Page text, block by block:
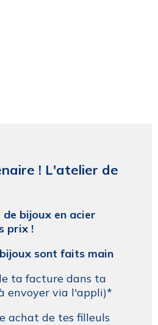
! L'atelier de
bijoux en acier
prix !
sont faits main
ta facture dans ta
envoyer via l'appli)*
achat de tes filleuls